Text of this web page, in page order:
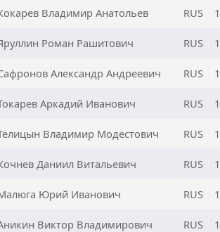
Владимир Анатольев RUS
Роман Рашитович RUS
Александр Андреевич RUS
Аркадий Иванович RUS
Владимир Модестович RUS
Даниил Витальевич RUS
Юрий Иванович RUS
Виктор Владимирович RUS